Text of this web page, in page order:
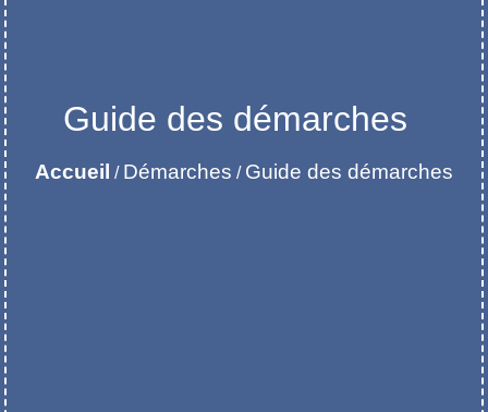
Guide des démarches
Accueil / Démarches / Guide des démarches